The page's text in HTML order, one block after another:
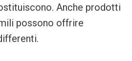
Anche prodotti
possono offrire